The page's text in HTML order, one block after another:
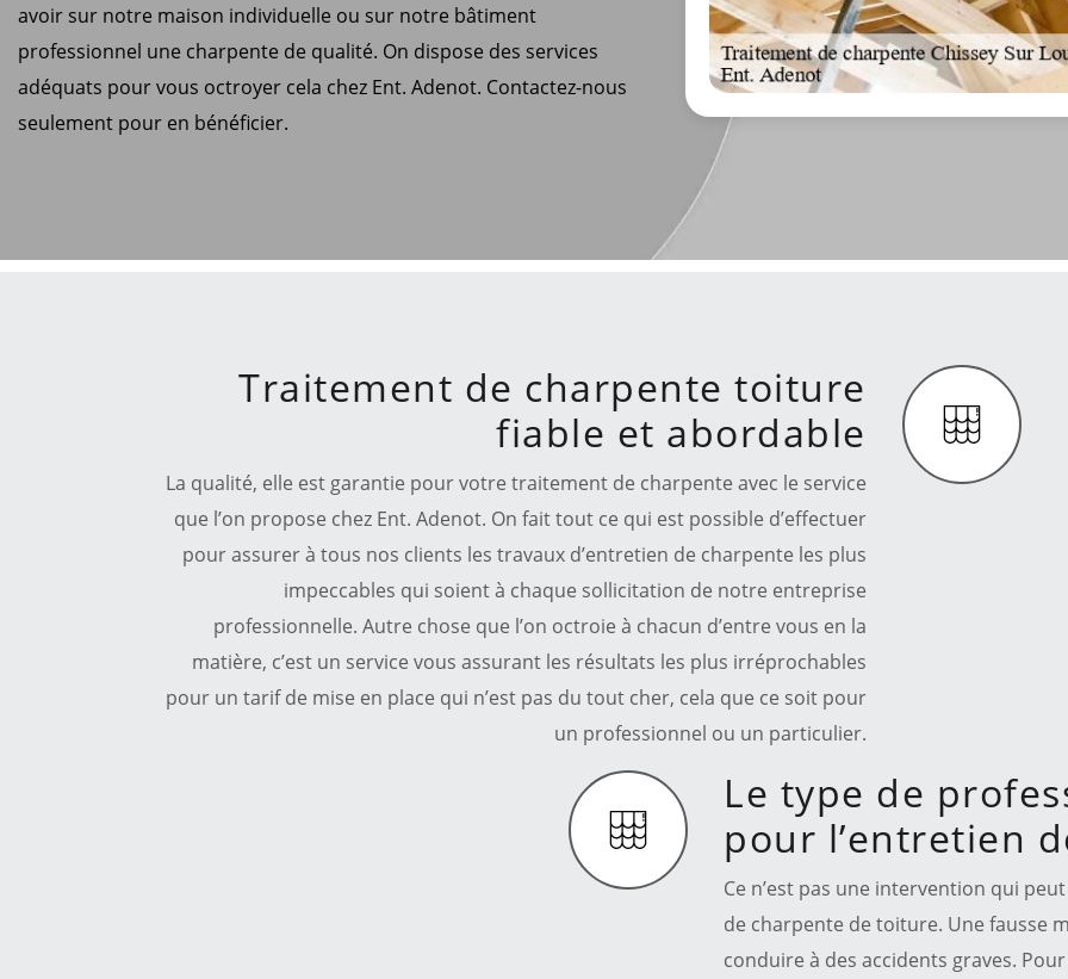
avoir sur notre maison individuelle ou sur notre bâtiment
professionnel une charpente de qualité. On dispose des services
adéquats pour vous octroyer cela chez Ent. Adenot. Contactez-nous
seulement pour en bénéficier.
Traitement de charpente toiture
fiable et abordable
La qualité, elle est garantie pour votre traitement de charpente avec le service
que l’on propose chez Ent. Adenot. On fait tout ce qui est possible d’effectuer
pour assurer à tous nos clients les travaux d’entretien de charpente les plus
impeccables qui soient à chaque sollicitation de notre entreprise
professionnelle. Autre chose que l’on octroie à chacun d’entre vous en la
matière, c’est un service vous assurant les résultats les plus irréprochables
pour un tarif de mise en place qui n’est pas du tout cher, cela que ce soit pour
un professionnel ou un particulier.
Le type de
pour l’entretien
Ce n’est pas une intervention qui
de charpente de toiture. Une fausse
conduire à des accidents graves.